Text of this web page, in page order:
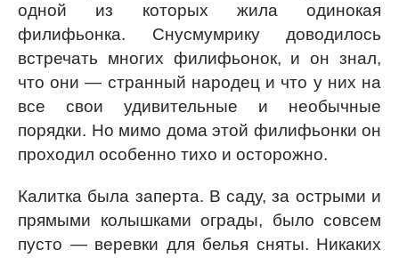
одной из которых жила одинокая
филифьонка. Снусмумрику доводилось
встречать многих филифьонок, и он знал,
что они — странный народец и что у них на
все свои удивительные и необычные
порядки. Но мимо дома этой филифьонки он
проходил особенно тихо и осторожно.
Калитка была заперта. В саду, за острыми и
прямыми колышками ограды, было совсем
пусто — веревки для белья сняты. Никаких